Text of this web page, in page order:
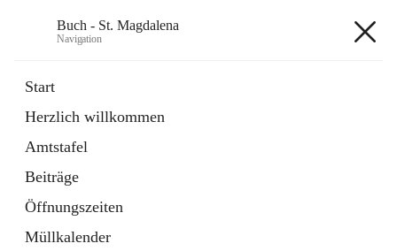
Buch - St. Magdalena
Navigation
Start
Herzlich willkommen
Amtstafel
Beiträge
Öffnungszeiten
Müllkalender
11 Schnellzugriffe
Bürgerservice
10 Schnellzugriffe